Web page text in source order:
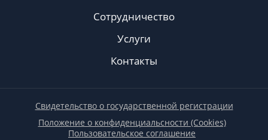
Сотрудничество
Услуги
Контакты
Пользовательское соглашение
Положение о конфиденциальсности (Cookies)
Свидетельство о государственной регистрации